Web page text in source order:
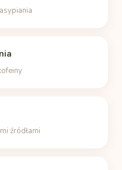
źródłami